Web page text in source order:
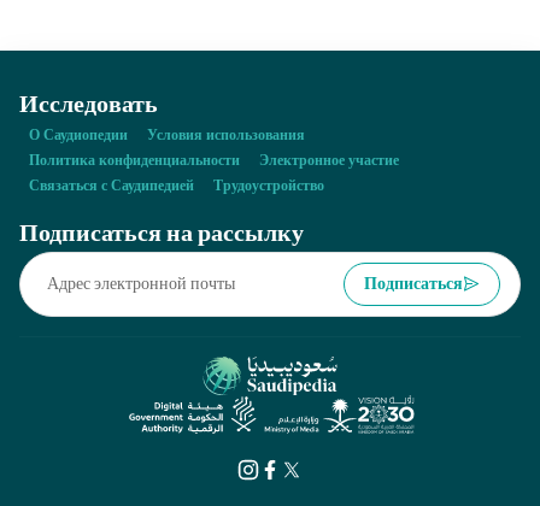
населения.
Исследовать
О Саудиопедии
Условия использования
Политика конфиденциальности
Электронное участие
Связаться с Саудипедией
Трудоустройство
Подписаться на рассылку
Подписаться